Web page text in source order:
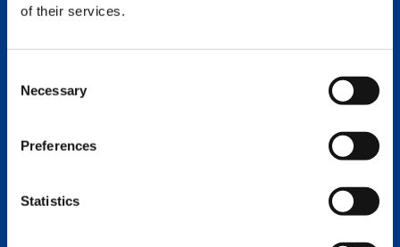
of their services.
Selection
Necessary
Preferences
Statistics